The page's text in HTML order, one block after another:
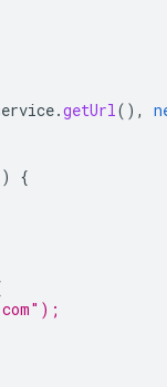
.getUrl(),
{